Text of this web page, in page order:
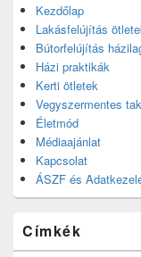
Kezdőlap
Lakásfelújítás
Bútorfelújítás
Házi praktikák
Kerti ötletek
Vegyszermentes
Életmód
Médiaajánlat
Kapcsolat
ÁSZF és
Címkék